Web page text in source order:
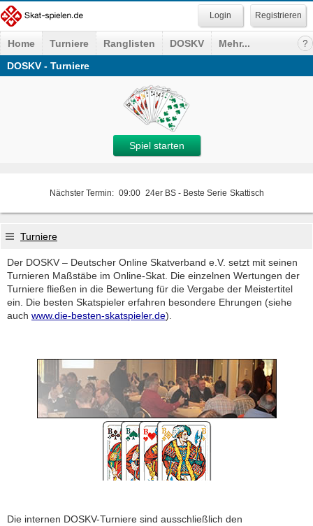
Registrieren
Home Turniere Ranglisten DOSKV
Mehr...
DOSKV - Turniere
Spiel starten
Nächster Termin: 09:00 24er BS - Beste Serie Skattisch
Turniere
Der DOSKV – Deutscher Online Skatverband e.V. setzt mit seinen
Turnieren Maßstäbe im Online-Skat. Die einzelnen Wertungen der
Turniere fließen in die Bewertung für die Vergabe der Meistertitel
ein. Die besten Skatspieler erfahren besondere Ehrungen (siehe
auch www.die-besten-skatspieler.de).
Die internen DOSKV-Turniere sind ausschließlich den